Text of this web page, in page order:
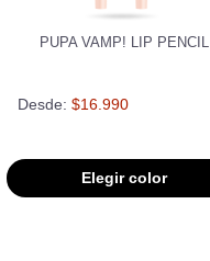
PUPA VAMP! LIP PENCIL
Desde: $16.990
Elegir color